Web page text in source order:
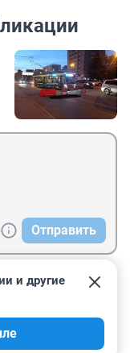
Отправить
на красном
батоне.
и другие